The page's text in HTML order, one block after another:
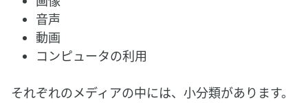
音声
動画
コンピュータの利用
それぞれのメディアの中には、小分類があります。